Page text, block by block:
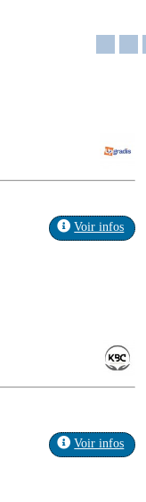
Voir infos
Voir infos